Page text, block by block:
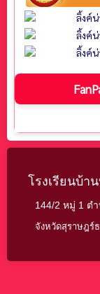
โรงเรียนบ้า
144/2 หมู่ 1 ต
จังหวัดสุราษฎร์ธ